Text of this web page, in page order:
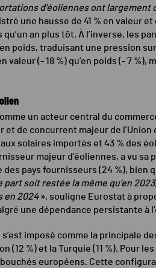
d’éoliennes ont largement
une hausse de 41 % en valeur et
an plus tôt. À l’inverse, les
poids, traduisant une pression
(- 18 %) qu’en poids (- 7
un acteur central du
de concurrent majeur de
solaires importés et 43 % des
majeur d’éoliennes, a vu sa
pays fournisseurs (24 %), bien
part soit restée la même qu’en
en 2024 », souligne Eurostat à
une dépendance persistante à
imposé comme la principale
(12 %) et la Turquie (11 %). Pour
européens. Cette